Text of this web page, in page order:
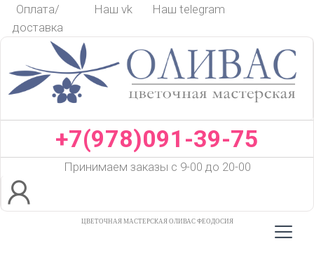
Skip
content
Оплата/
доставка
Наш vk Наш telegram
+7(978)091-39-75
Принимаем заказы с 9-00 до 20-00
ЦВЕТОЧНАЯ МАСТЕРСКАЯ ОЛИВАС ФЕОДОСИЯ